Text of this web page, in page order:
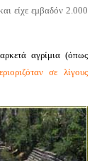
είχε εμβαδόν 2.000
αγρίμια (όπως
σε λίγους